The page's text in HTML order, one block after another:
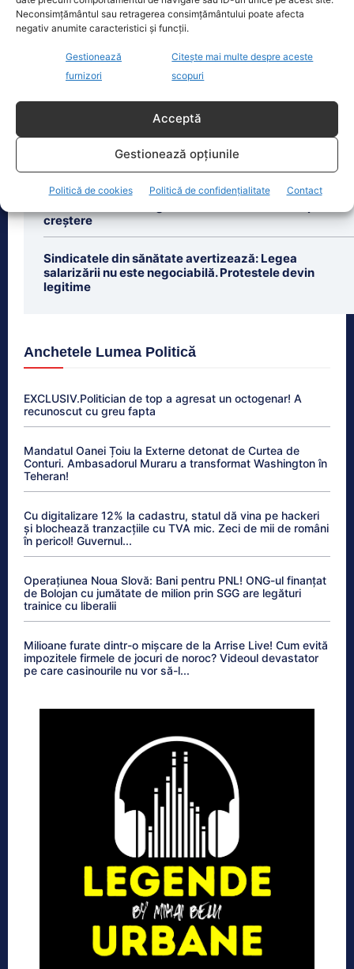
Neconsimțământul sau retragerea consimțământului poate afecta
negativ anumite caracteristici și funcții.
Gestionează
furnizori
Citește mai multe despre aceste
scopuri
Acceptă
Gestionează opțiunile
Politică de cookies Politică de confidențialitate Contact
plata contribuției de[...]
Ion Cristoiu: Guvernul Bolojan face „un spectacol al
crizei induse”
Ungaria renunță la reducerea voluntară a
creștere
Sindicatele din sănătate avertizează: Legea
salarizării nu este negociabilă. Protestele devin
legitime
Anchetele Lumea Politică
EXCLUSIV.Politician de top a agresat un octogenar! A
recunoscut cu greu fapta
Mandatul Oanei Țoiu la Externe detonat de Curtea de
Conturi. Ambasadorul Muraru a transformat Washington în
Teheran!
Cu digitalizare 12% la cadastru, statul dă vina pe hackeri
și blochează tranzacțiile cu TVA mic. Zeci de mii de români
în pericol! Guvernul...
Operațiunea Noua Slovă: Bani pentru PNL! ONG-ul finanțat
de Bolojan cu jumătate de milion prin SGG are legături
trainice cu liberalii
Milioane furate dintr-o mișcare de la Arrise Live! Cum evită
impozitele firmele de jocuri de noroc? Videoul devastator
pe care casinourile nu vor să-l...